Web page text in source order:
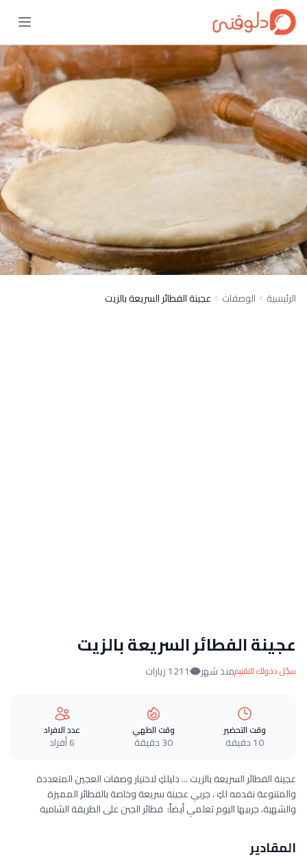
الرئيسية الوصفات عجينة الفطائر السريعة بالزيت
عجينة الفطائر السريعة بالزيت
سجّل دخولك للتقييممنذ شهر 1211 زيارات
وقت التحضير
10 دقيقة
وقت الطهي
30 دقيقة
عدد الافراد
6 أفراد
عجينة الفطائر السريعة بالزيت ... دليلكِ لاختيار وصفات العجين المتعددة
والمتنوعة نقدمه لكِ ، جربي عجينة سريعة وخاصة بالفطائر المميزة
والشهية، جربيها اليوم تعلمي أيضاً: فطائر الجبن على الطريقة الشامية
المقادير